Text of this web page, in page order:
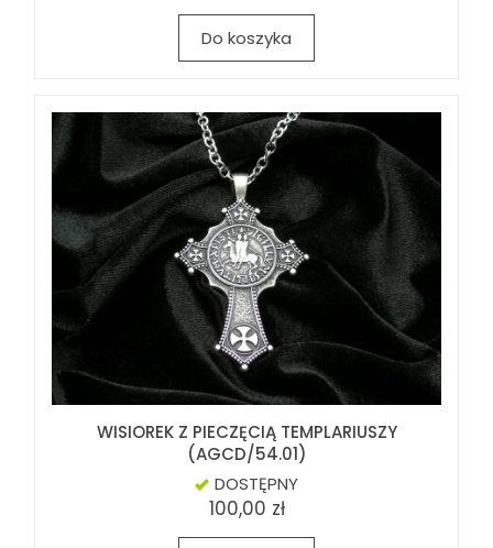
Do koszyka
WISIOREK Z PIECZĘCIĄ TEMPLARIUSZY
(AGCD/54.01)
DOSTĘPNY
100,00 zł